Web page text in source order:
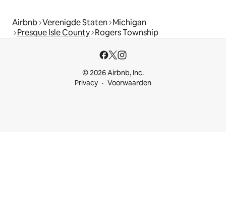
Airbnb Verenigde Staten Michigan
Presque Isle County Rogers Township
© 2026 Airbnb, Inc.
Privacy
Voorwaarden